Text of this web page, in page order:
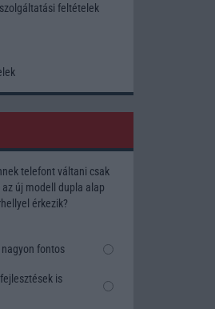
szolgáltatási feltételek
telefont váltani csak
új modell dupla alap
érkezik?
fontos
is